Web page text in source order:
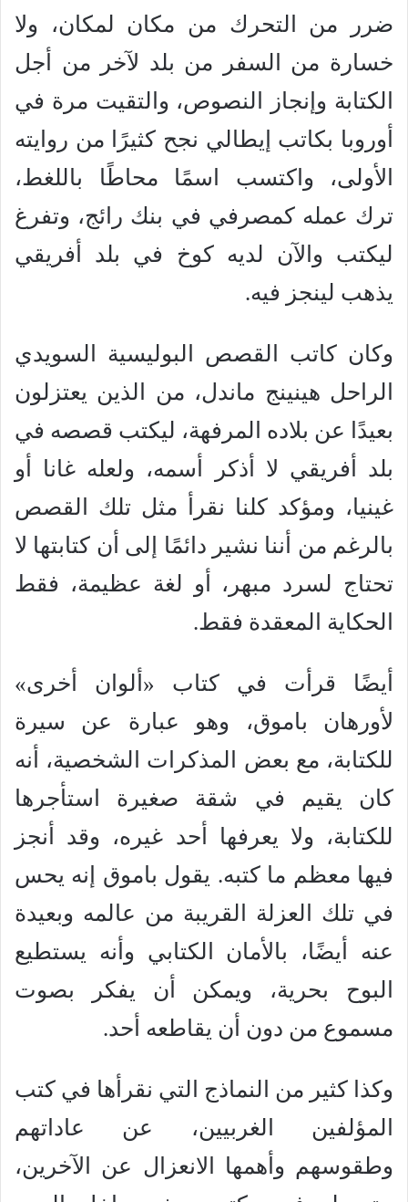
ضرر من التحرك من مكان لمكان، ولا
خسارة من السفر من بلد لآخر من أجل
الكتابة وإنجاز النصوص، والتقيت مرة في
أوروبا بكاتب إيطالي نجح كثيرًا من روايته
الأولى، واكتسب اسمًا محاطًا باللغط،
ترك عمله كمصرفي في بنك رائج، وتفرغ
ليكتب والآن لديه كوخ في بلد أفريقي
يذهب لينجز فيه.
وكان كاتب القصص البوليسية السويدي
الراحل هينينج ماندل، من الذين يعتزلون
بعيدًا عن بلاده المرفهة، ليكتب قصصه في
بلد أفريقي لا أذكر أسمه، ولعله غانا أو
غينيا، ومؤكد كلنا نقرأ مثل تلك القصص
بالرغم من أننا نشير دائمًا إلى أن كتابتها لا
تحتاج لسرد مبهر، أو لغة عظيمة، فقط
الحكاية المعقدة فقط.
أيضًا قرأت في كتاب «ألوان أخرى»
لأورهان باموق، وهو عبارة عن سيرة
للكتابة، مع بعض المذكرات الشخصية، أنه
كان يقيم في شقة صغيرة استأجرها
للكتابة، ولا يعرفها أحد غيره، وقد أنجز
فيها معظم ما كتبه. يقول باموق إنه يحس
في تلك العزلة القريبة من عالمه وبعيدة
عنه أيضًا، بالأمان الكتابي وأنه يستطيع
البوح بحرية، ويمكن أن يفكر بصوت
مسموع من دون أن يقاطعه أحد.
وكذا كثير من النماذج التي نقرأها في كتب
المؤلفين الغربيين، عن عاداتهم
وطقوسهم وأهمها الانعزال عن الآخرين،